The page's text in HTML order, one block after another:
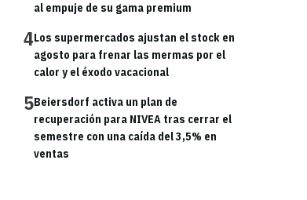
al empuje de su gama premium
4Los supermercados ajustan el stock en
agosto para frenar las mermas por el
calor y el éxodo vacacional
5Beiersdorf activa un plan de
recuperación para NIVEA tras cerrar el
semestre con una caída del 3,5% en
ventas